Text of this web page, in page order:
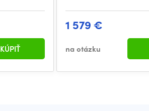
KÚPIŤ
1 579 €
na otázku